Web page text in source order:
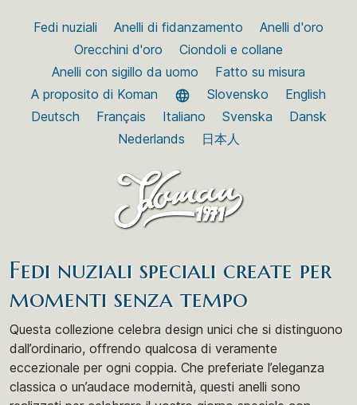
Fedi nuziali Anelli di fidanzamento
Anelli d'oro
Orecchini d'oro
Ciondoli e collane
Anelli con sigillo da uomo
Fatto su misura
A proposito di Koman
Slovensko
English
Deutsch
Français Italiano Svenska
Dansk
Nederlands
日本人
Fedi nuziali speciali create per
momenti senza tempo
Questa collezione celebra design unici che si distinguono
dall’ordinario, offrendo qualcosa di veramente
eccezionale per ogni coppia. Che preferiate l’eleganza
classica o un’audace modernità, questi anelli sono